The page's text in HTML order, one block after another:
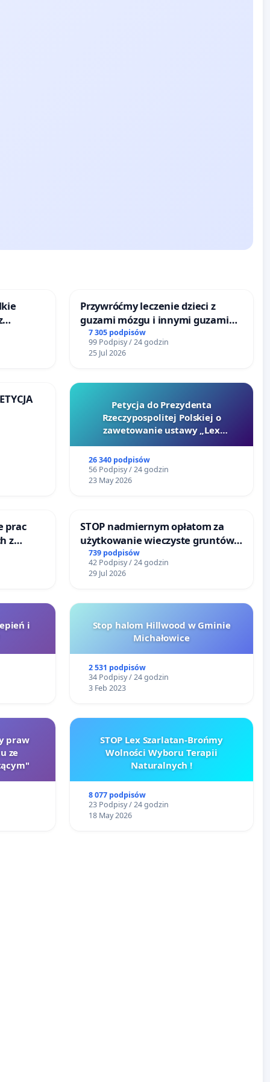
Przywróćmy leczenie dzieci z
guzami mózgu i innymi guzami
litymi do Górnośląskiego
Centrum Zdrowia Dziecka w
Katowicach
7 305 podpisów
99 Podpisy / 24 godzin
25 Jul 2026
Petycja do Prezydenta
Rzeczypospolitej Polskiej o
zawetowanie ustawy „Lex
26 340 podpisów
56 Podpisy / 24 godzin
23 May 2026
prac
z
STOP nadmiernym opłatom za
użytkowanie wieczyste gruntów
zajmowanych przez rodzinne
ogrody działkowe.
739 podpisów
42 Podpisy / 24 godzin
29 Jul 2026
i
Stop halom Hillwood w Gminie
Michałowice
2 531 podpisów
34 Podpisy / 24 godzin
3 Feb 2023
praw
ze
STOP Lex Szarlatan-Brońmy
Wolności Wyboru Terapii
Naturalnych !
8 077 podpisów
23 Podpisy / 24 godzin
18 May 2026